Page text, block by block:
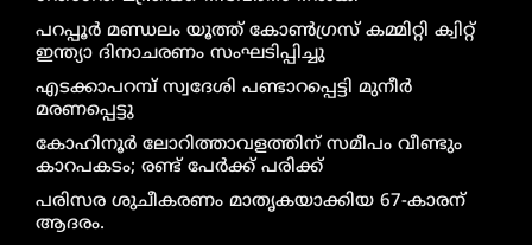
പറപ്പൂർ മണ്ഡലം യൂത്ത് കോൺഗ്രസ് കമ്മിറ്റി ക്വിറ്റ്
ഇന്ത്യാ ദിനാചരണം സംഘടിപ്പിച്ചു
എടക്കാപറമ്പ് സ്വദേശി പണ്ടാറപ്പെട്ടി മുനീർ
മരണപ്പെട്ടു
കോഹിനൂർ ലോറിത്താവളത്തിന് സമീപം വീണ്ടും
കാറപകടം; രണ്ട് പേർക്ക് പരിക്ക്
പരിസര ശുചീകരണം മാതൃകയാക്കിയ 67-കാരന്
ആദരം.